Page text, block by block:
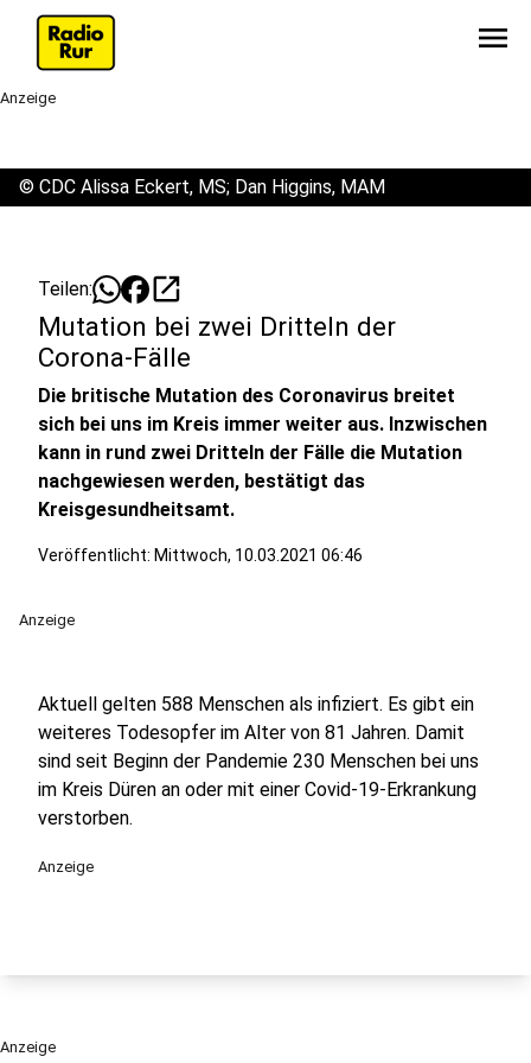
menu
Anzeige
© CDC Alissa Eckert, MS; Dan Higgins, MAM
Teilen: open_in_new
Mutation bei zwei Dritteln der
Corona-Fälle
Die britische Mutation des Coronavirus breitet
sich bei uns im Kreis immer weiter aus. Inzwischen
kann in rund zwei Dritteln der Fälle die Mutation
nachgewiesen werden, bestätigt das
Kreisgesundheitsamt.
Veröffentlicht: Mittwoch, 10.03.2021 06:46
Anzeige
Aktuell gelten 588 Menschen als infiziert. Es gibt ein
weiteres Todesopfer im Alter von 81 Jahren. Damit
sind seit Beginn der Pandemie 230 Menschen bei uns
im Kreis Düren an oder mit einer Covid-19-Erkrankung
verstorben.
Anzeige
Anzeige